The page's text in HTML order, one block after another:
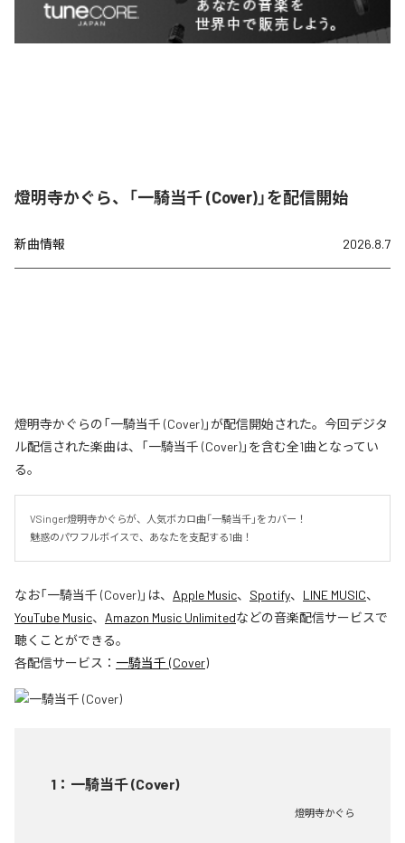
燈明寺かぐら、「一騎当千 (Cover)」を配信開始
新曲情報 2026.8.7
燈明寺かぐらの「一騎当千 (Cover)」が配信開始された。今回デジタ
ル配信された楽曲は、「一騎当千 (Cover)」を含む全1曲となってい
る。
VSinger燈明寺かぐらが、人気ボカロ曲「一騎当千」をカバー！
魅惑のパワフルボイスで、あなたを支配する1曲！
なお「一騎当千 (Cover)」は、 Apple Music、 Spotify、 LINE MUSIC、
YouTube Music、 Amazon Music Unlimitedなどの音楽配信サービスで
聴くことができる。
各配信サービス： 一騎当千 (Cover)
1 ： 一騎当千 (Cover)
燈明寺かぐら